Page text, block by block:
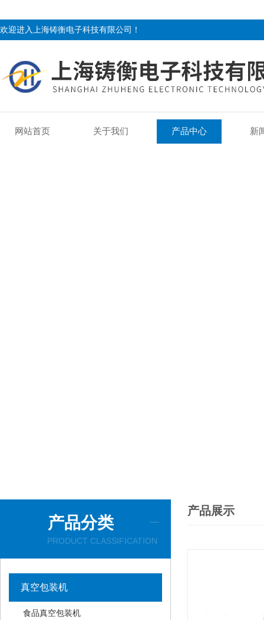
欢迎进入上海铸衡电子科技有限公司！
网站首页 关于我们 产品中心 新
产品分类
PRODUCT CLASSIFICATION
真空包装机
食品真空包装机
产品展示